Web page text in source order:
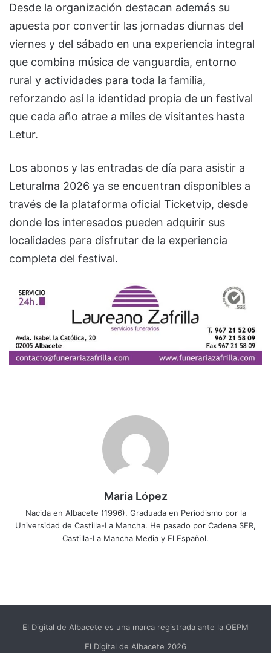
Desde la organización destacan además su
apuesta por convertir las jornadas diurnas del
viernes y del sábado en una experiencia integral
que combina música de vanguardia, entorno
rural y actividades para toda la familia,
reforzando así la identidad propia de un festival
que cada año atrae a miles de visitantes hasta
Letur.
Los abonos y las entradas de día para asistir a
Leturalma 2026 ya se encuentran disponibles a
través de la plataforma oficial Ticketvip, desde
donde los interesados pueden adquirir sus
localidades para disfrutar de la experiencia
completa del festival.
María López
Nacida en Albacete (1996). Graduada en Periodismo por la
Universidad de Castilla-La Mancha. He pasado por Cadena SER,
Castilla-La Mancha Media y El Español.
El Digital de Albacete es una marca registrada ante la OEPM
El Digital de Albacete 2026